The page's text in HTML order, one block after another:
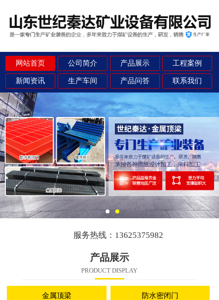
网站首页 公司简介 产品展示 工程案例
新闻资讯 生产车间 产品问答 联系我们
服务热线：13625375982
产品展示
PRODUCT DISPLAY
金属顶梁 防水密闭门